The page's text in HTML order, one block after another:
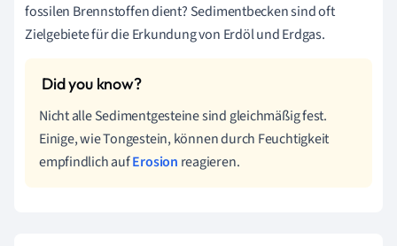
fossilen Brennstoffen dient? Sedimentbecken sind oft
Zielgebiete für die Erkundung von Erdöl und Erdgas.
Nicht alle Sedimentgesteine sind gleichmäßig fest.
Einige, wie Tongestein, können durch Feuchtigkeit
empfindlich aufErosion reagieren.